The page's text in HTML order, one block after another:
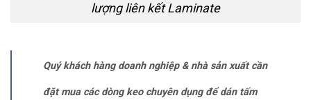
lượng liên kết Laminate
Quý khách hàng doanh nghiệp & nhà sản xuất cần
đặt mua các dòng keo chuyên dụng để dán tấm